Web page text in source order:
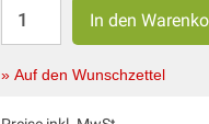
» Auf den Wunschzettel